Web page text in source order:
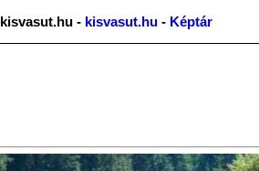
kisvasut.hu - kisvasut.hu- Képtár